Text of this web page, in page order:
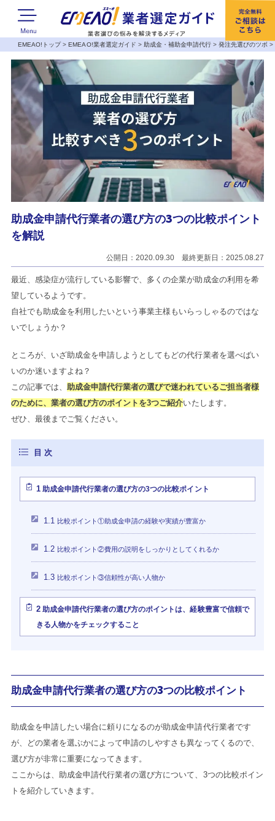
EMEAO!トップ>EMEAO!業者選定ガイド > 助成金・補助金申請代行 >発注先選びのツボ >
助成金申請代行業者の選び方の3つの比較ポイント
を解説
公開日：2020.09.30 最終更新日：2025.08.27
最近、感染症が流行している影響で、多くの企業が助成金の利用を希
望しているようです。
自社でも助成金を利用したいという事業主様もいらっしゃるのではな
いでしょうか？
ところが、いざ助成金を申請しようとしてもどの代行業者を選べばい
いのか迷いますよね？
この記事では、助成金申請代行業者の選びで迷われているご担当者様
のために、業者の選び方のポイントを3つご紹介いたします。
ぜひ、最後までご覧ください。
1助成金申請代行業者の選び方の3つの比較ポイント
1.1 比較ポイント①助成金申請の経験や実績が豊富か
1.2 比較ポイント②費用の説明をしっかりとしてくれるか
1.3 比較ポイント③信頼性が高い人物か
2助成金申請代行業者の選び方のポイントは、経験豊富で信頼で
きる人物かをチェックすること
助成金申請代行業者の選び方の3つの比較ポイント
助成金を申請したい場合に頼りになるのが助成金申請代行業者です
が、どの業者を選ぶかによって申請のしやすさも異なってくるので、
選び方が非常に重要になってきます。
ここからは、助成金申請代行業者の選び方について、3つの比較ポイン
トを紹介していきます。